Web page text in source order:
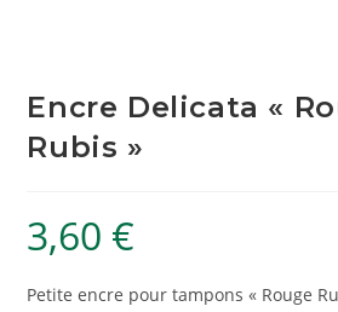
Encre Delicata «
Rubis »
3,60 €
Petite encre pour tampons « Rouge